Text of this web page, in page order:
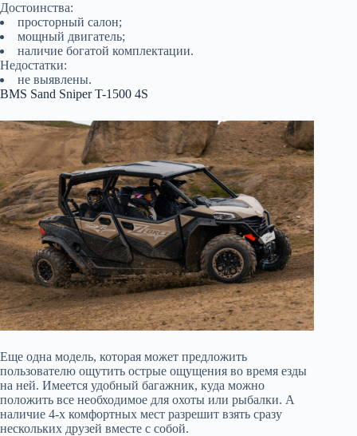
Достоинства:
просторный салон;
мощный двигатель;
наличие богатой комплектации.
Недостатки:
не выявлены.
BMS Sand Sniper T-1500 4S
Еще одна модель, которая может предложить
пользователю ощутить острые ощущения во время езды
на ней. Имеется удобный багажник, куда можно
положить все необходимое для охоты или рыбалки. А
наличие 4-х комфортных мест разрешит взять сразу
нескольких друзей вместе с собой.